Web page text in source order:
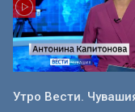
Утро Вести.